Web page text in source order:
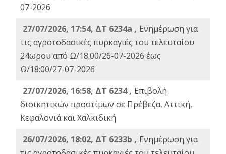
07-2026
27/07/2026, 17:54, ΔΤ 6234a , Ενημέρωση για
τις αγροτοδασικές πυρκαγιές του τελευταίου
24ωρου από Ω/18:00/26-07-2026 έως
Ω/18:00/27-07-2026
27/07/2026, 16:58, ΔΤ 6234 , Eπιβολή
διοικητικών προστίμων σε Πρέβεζα, Αττική,
Κεφαλονιά και Χαλκιδική
26/07/2026, 18:02, ΔΤ 6233b , Ενημέρωση για